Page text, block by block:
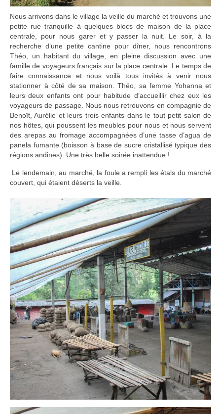
Nous arrivons dans le village la veille du marché et trouvons une
petite rue tranquille à quelques blocs de maison de la place
centrale, pour nous garer et y passer la nuit. Le soir, à la
recherche d’une petite cantine pour dîner, nous rencontrons
Théo, un habitant du village, en pleine discussion avec une
famille de voyageurs français sur la place centrale. Le temps de
faire connaissance et nous voilà tous invités à venir nous
stationner à côté de sa maison. Théo, sa femme Yohanna et
leurs deux enfants ont pour habitude d’accueillir chez eux les
voyageurs de passage. Nous nous retrouvons en compagnie de
Benoît, Aurélie et leurs trois enfants dans le tout petit salon de
nos hôtes, qui poussent les meubles pour nous et nous servent
des arepas au fromage accompagnées d’une tasse d’agua de
panela fumante (boisson à base de sucre cristallisé typique des
régions andines). Une très belle soirée inattendue !
Le lendemain, au marché, la foule a rempli les étals du marché
couvert, qui étaient déserts la veille.